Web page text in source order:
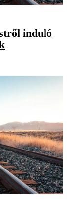
induló